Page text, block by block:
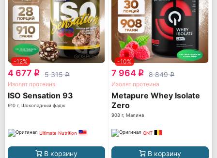
-12%
4 677 q 5 315q
Изолят протеина
ISO Sensation 93
910 г, Шоколадный фадж
Ultimate Nutrition
В корзину
-10%
7 964 q 8 849q
Изолят протеина
Metapure Whey Isolate
Zero
908 г, Малина
QNT
В корзину